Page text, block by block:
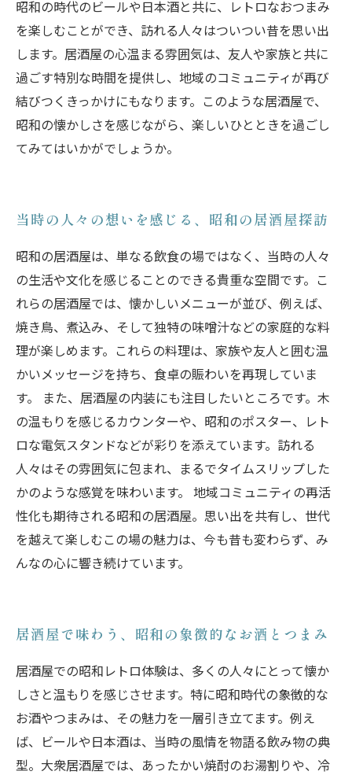
昭和の時代のビールや日本酒と共に、レトロなおつまみ
を楽しむことができ、訪れる人々はついつい昔を思い出
します。居酒屋の心温まる雰囲気は、友人や家族と共に
過ごす特別な時間を提供し、地域のコミュニティが再び
結びつくきっかけにもなります。このような居酒屋で、
昭和の懐かしさを感じながら、楽しいひとときを過ごし
てみてはいかがでしょうか。
当時の人々の想いを感じる、昭和の居酒屋探訪
昭和の居酒屋は、単なる飲食の場ではなく、当時の人々
の生活や文化を感じることのできる貴重な空間です。こ
れらの居酒屋では、懐かしいメニューが並び、例えば、
焼き鳥、煮込み、そして独特の味噌汁などの家庭的な料
理が楽しめます。これらの料理は、家族や友人と囲む温
かいメッセージを持ち、食卓の賑わいを再現していま
す。 また、居酒屋の内装にも注目したいところです。木
の温もりを感じるカウンターや、昭和のポスター、レト
ロな電気スタンドなどが彩りを添えています。訪れる
人々はその雰囲気に包まれ、まるでタイムスリップした
かのような感覚を味わいます。 地域コミュニティの再活
性化も期待される昭和の居酒屋。思い出を共有し、世代
を越えて楽しむこの場の魅力は、今も昔も変わらず、み
んなの心に響き続けています。
居酒屋で味わう、昭和の象徴的なお酒とつまみ
居酒屋での昭和レトロ体験は、多くの人々にとって懐か
しさと温もりを感じさせます。特に昭和時代の象徴的な
お酒やつまみは、その魅力を一層引き立てます。例え
ば、ビールや日本酒は、当時の風情を物語る飲み物の典
型。大衆居酒屋では、あったかい焼酎のお湯割りや、冷